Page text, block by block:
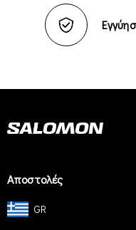
Αποστολές
GR